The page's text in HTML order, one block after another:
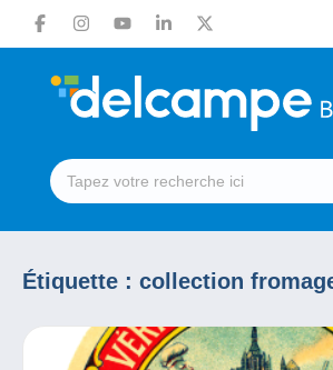
Étiquette : collection